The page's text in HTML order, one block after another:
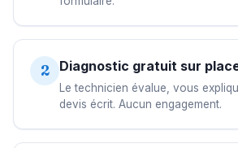
2 Diagnostic gratuit sur
Le technicien évalue, vous
devis écrit. Aucun engagement.